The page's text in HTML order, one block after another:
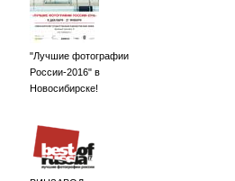
"Лучшие фотографии
России-2016" в
Новосибирске!